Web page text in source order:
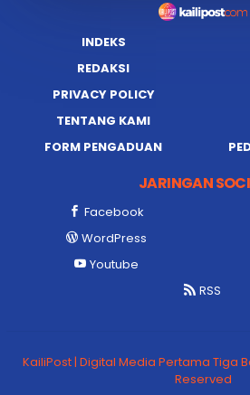
INDEKS
REDAKSI
PRIVACY POLICY
TENTANG KAMI
FORM PENGADUAN
JARINGAN
Facebook
WordPress
Youtube
RSS
KailiPost | Digital Media Pertama Tiga
Reserved